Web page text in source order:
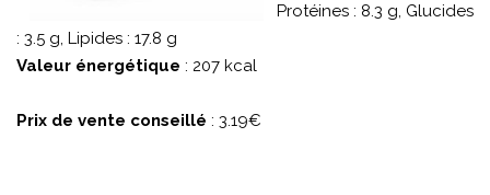
Protéines : 8.3 g, Glucides
: 3.5 g, Lipides : 17.8 g
Valeur énergétique : 207 kcal
Prix de vente conseillé : 3.19€